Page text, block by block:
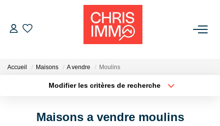
Accueil Maisons A vendre Moulins
Modifier les critères de recherche
Maisons a vendre moulins